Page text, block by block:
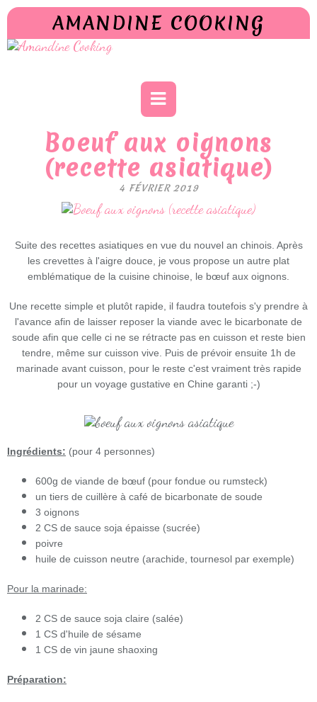
AMANDINE COOKING
Boeuf aux oignons
(recette asiatique)
4 FÉVRIER 2019
Suite des recettes asiatiques en vue du nouvel an chinois. Après
les crevettes à l'aigre douce, je vous propose un autre plat
emblématique de la cuisine chinoise, le bœuf aux oignons.
Une recette simple et plutôt rapide, il faudra toutefois s'y prendre à
l'avance afin de laisser reposer la viande avec le bicarbonate de
soude afin que celle ci ne se rétracte pas en cuisson et reste bien
tendre, même sur cuisson vive. Puis de prévoir ensuite 1h de
marinade avant cuisson, pour le reste c'est vraiment très rapide
pour un voyage gustative en Chine garanti ;-)
Ingrédients: (pour 4 personnes)
600g de viande de bœuf (pour fondue ou rumsteck)
un tiers de cuillère à café de bicarbonate de soude
3 oignons
2 CS de sauce soja épaisse (sucrée)
poivre
huile de cuisson neutre (arachide, tournesol par exemple)
Pour la marinade:
2 CS de sauce soja claire (salée)
1 CS d'huile de sésame
1 CS de vin jaune shaoxing
Préparation: